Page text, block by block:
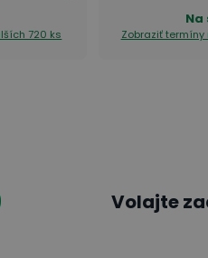
720 ks
Na
Zobraziť
Volajte